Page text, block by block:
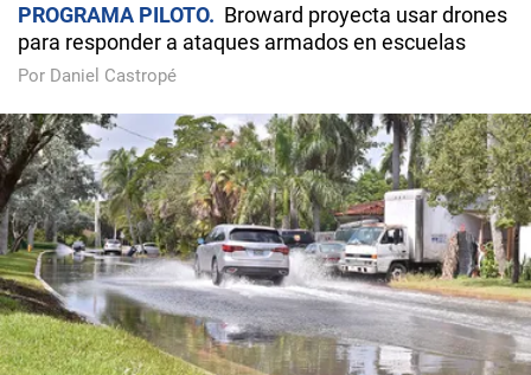
PROGRAMA PILOTO
Broward proyecta usar drones
para responder a ataques armados en escuelas
Por Daniel Castropé